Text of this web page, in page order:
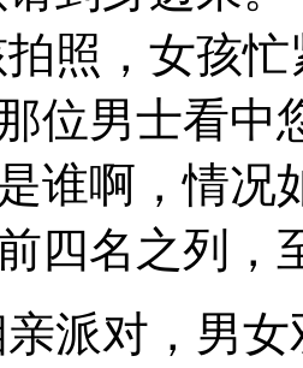
照，女孩
位男士看中
谁啊，情况
四名之列，
派对，男